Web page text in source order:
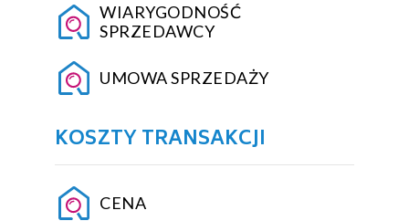
WIARYGODNOŚĆ
SPRZEDAWCY
UMOWA SPRZEDAŻY
KOSZTY TRANSAKCJI
CENA